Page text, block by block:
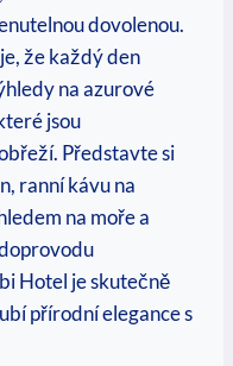
dovolenou.
že každý den
na azurové
jsou
Představte si
ranní kávu na
na moře a
Hotel je skutečně
přírodní elegance s